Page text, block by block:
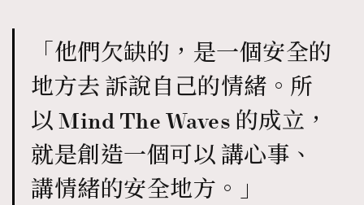
「他們欠缺的，是一個安全的
地方去 訴說自己的情緒。所
以 Mind The Waves 的成立，
就是創造一個可以 講心事、
講情緒的安全地方。」